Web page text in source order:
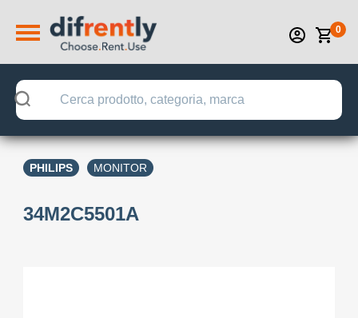
0
PHILIPS MONITOR
34M2C5501A